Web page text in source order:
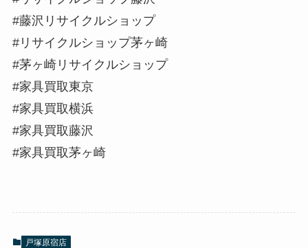
#藤沢リサイクルショップ
#リサイクルショップ茅ヶ崎
#茅ヶ崎リサイクルショップ
#家具買取東京
#家具買取横浜
#家具買取藤沢
#家具買取茅ヶ崎
戸塚原宿店